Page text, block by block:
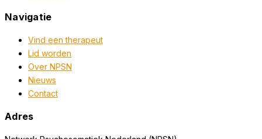
Navigatie
Vind een therapeut
Lid worden
Over NPSN
Nieuws
Contact
Adres